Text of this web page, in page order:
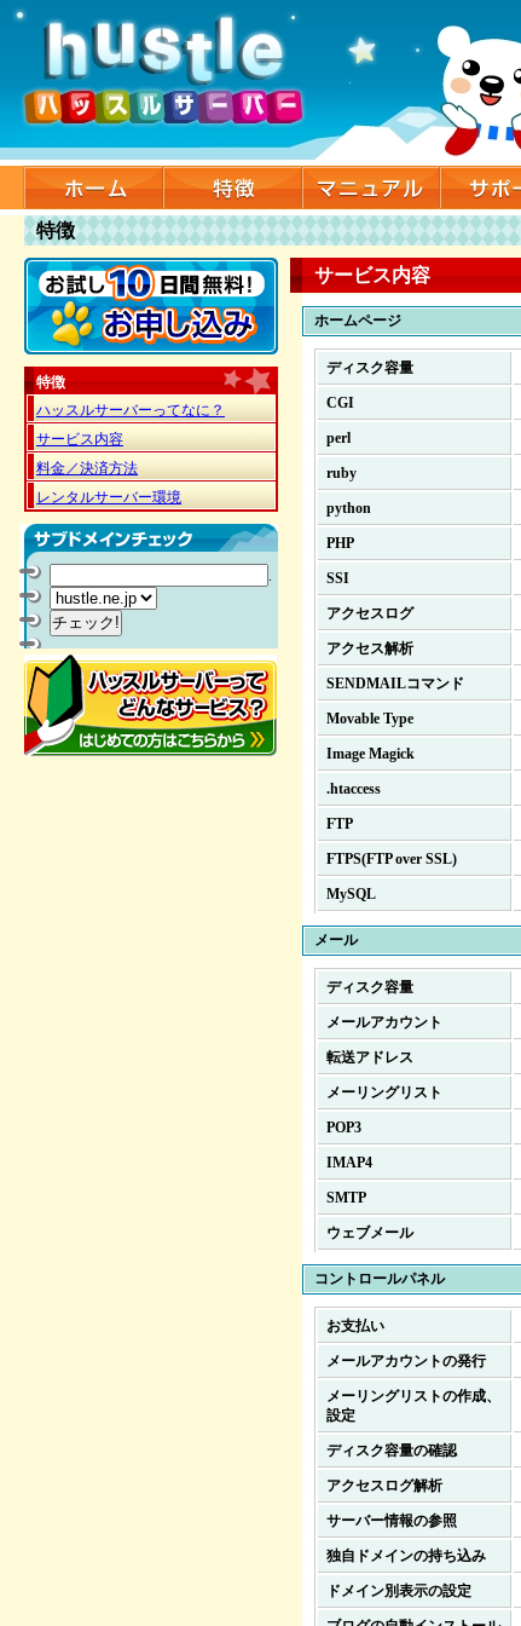
特徴
特徴
ハッスルサーバーってなに？
サービス内容
料金／決済方法
レンタルサーバー環境
.
サービス内容
ホームページ
ディスク容量
CGI
perl
ruby
python
PHP
SSI
アクセスログ
アクセス解析
SENDMAILコマンド
Movable Type
Image Magick
.htaccess
FTP
FTPS(FTP over SSL)
MySQL
メール
ディスク容量
メールアカウント
転送アドレス
メーリングリスト
POP3
IMAP4
SMTP
ウェブメール
コントロールパネル
お支払い
メールアカウントの発行
メーリングリストの作成、
設定
ディスク容量の確認
アクセスログ解析
サーバー情報の参照
独自ドメインの持ち込み
ドメイン別表示の設定